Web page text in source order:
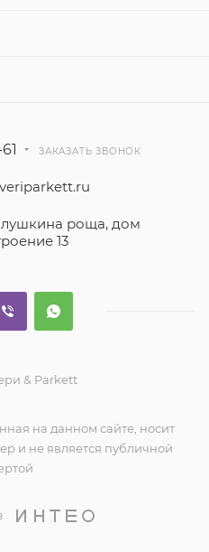
ЗАКАЗАТЬ ЗВОНОК
роща, дом
13
& Parkett
на данном сайте, носит
и не является публичной